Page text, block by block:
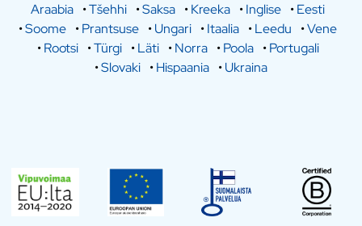
Araabia •Tšehhi •Saksa •Kreeka •Inglise •Eesti
•Soome •Prantsuse •Ungari •Itaalia •Leedu •Vene
•Rootsi •Türgi •Läti •Norra •Poola •Portugali
•Slovaki •Hispaania •Ukraina